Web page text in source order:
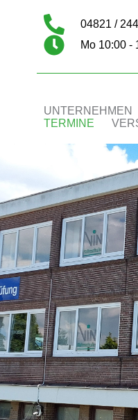
04821 /
Mo 10:00 -
UNTERNEHMEN
TERMINE